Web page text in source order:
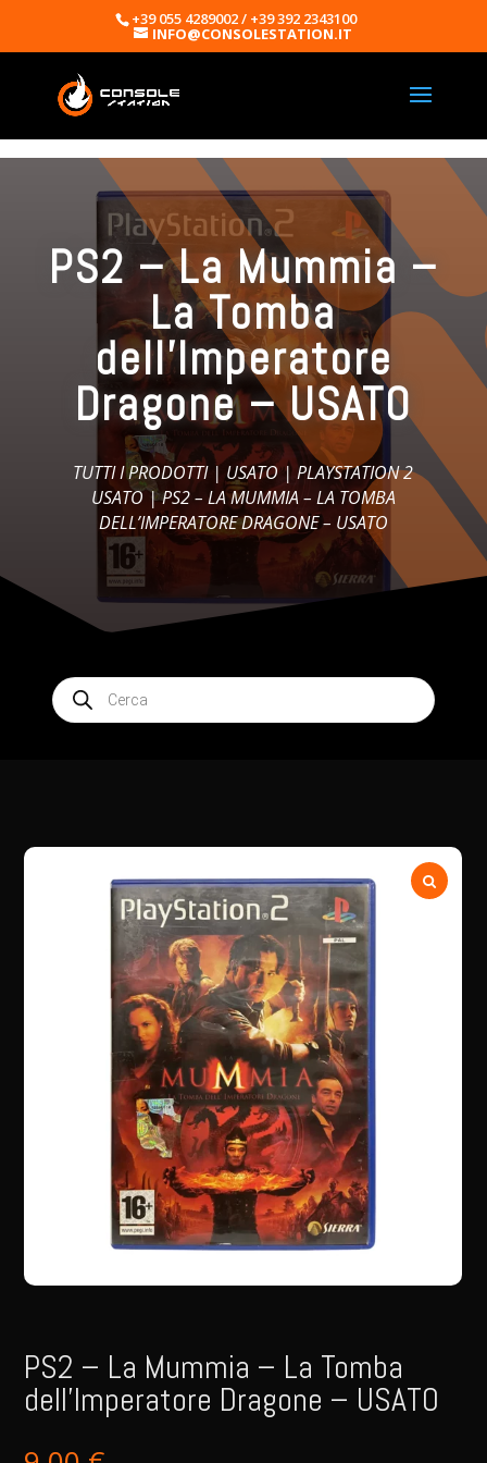
+39 055 4289002 / +39 392 2343100
INFO@CONSOLESTATION.IT
PS2 – La Mummia –
La Tomba
dell’Imperatore
Dragone – USATO
TUTTI I PRODOTTI| USATO|PLAYSTATION 2
USATO| PS2 – LA MUMMIA – LA TOMBA
DELL’IMPERATORE DRAGONE – USATO
Products
search
PS2 – La Mummia – La Tomba
dell’Imperatore Dragone – USATO